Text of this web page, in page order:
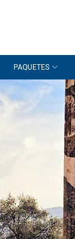
PAQUETES